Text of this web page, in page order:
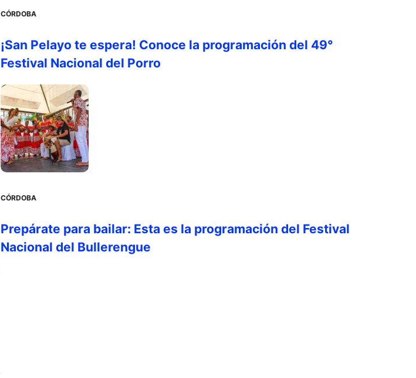
CÓRDOBA
¡San Pelayo te espera! Conoce la programación del 49°
Festival Nacional del Porro
CÓRDOBA
Prepárate para bailar: Esta es la programación del Festival
Nacional del Bullerengue